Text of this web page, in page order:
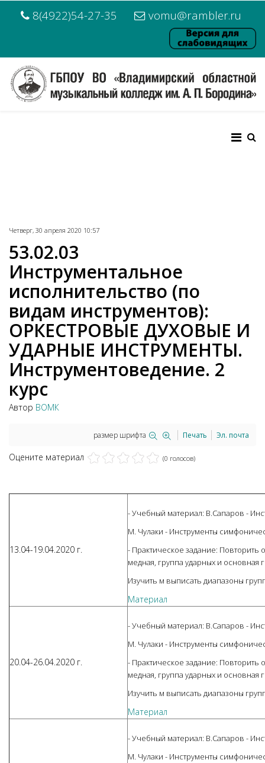
8(4922)54-27-35 vomu@rambler.ru
Четверг, 30 апреля 2020 10:57
53.02.03
Инструментальное
исполнительство (по
видам инструментов):
ОРКЕСТРОВЫЕ ДУХОВЫЕ И
УДАРНЫЕ ИНСТРУМЕНТЫ.
Инструментоведение. 2
курс
Автор ВОМК
размер шрифта Печать Эл. почта
Оцените материал (0 голосов)
13.04-19.04.2020 г.
- Учебный материал: В.Сапаров -
М. Чулаки - Инструменты
- Практическое задание:
медная, группа ударных и основная
Изучить м выписать диапазоны
Материал
20.04-26.04.2020 г.
- Учебный материал: В.Сапаров -
М. Чулаки - Инструменты
- Практическое задание:
медная, группа ударных и основная
Изучить м выписать диапазоны
Материал
- Учебный материал: В.Сапаров -
М. Чулаки - Инструменты